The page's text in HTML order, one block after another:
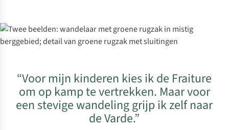
“Voor mijn kinderen kies ik de Fraiture
om op kamp te vertrekken. Maar voor
een stevige wandeling grijp ik zelf naar
de Varde.”